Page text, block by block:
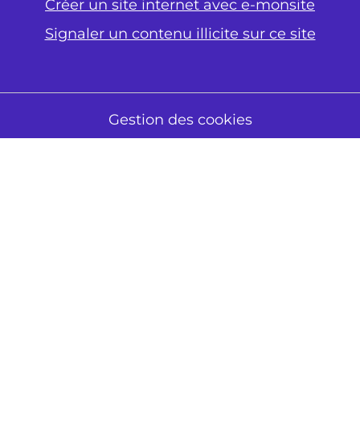
Créer un site internet avec e-monsite
Signaler un contenu illicite sur ce site
Gestion des cookies